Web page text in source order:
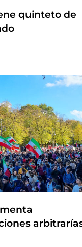
quinteto de